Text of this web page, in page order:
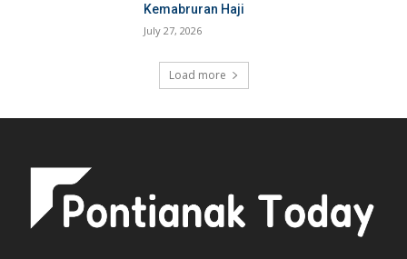
Kemabruran Haji
July 27, 2026
Load more